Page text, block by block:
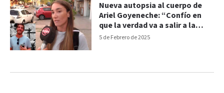
5 de Febrero de 2025
Nueva autopsia al cuerpo de
Ariel Goyeneche: “Confío en
que la verdad va a salir a la
luz”, afirmó la hermana